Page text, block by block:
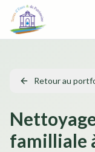
Aller au contenu
Retour au
familliale